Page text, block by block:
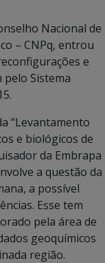
Nacional de
– CNPq, entrou
e
Sistema
“Levantamento
e biológicos de
da Embrapa
a questão da
a possível
Esse tem
pela área de
geoquímicos
região.